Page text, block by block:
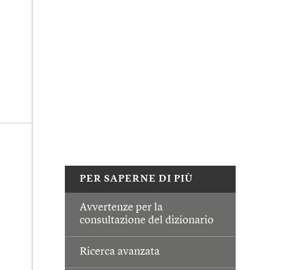
PER SAPERNE DI PIÙ
Avvertenze per la
consultazione del dizionario
Ricerca avanzata